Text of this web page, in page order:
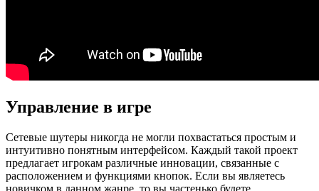
Управление в игре
Сетевые шутеры никогда не могли похвастаться простым и
интуитивно понятным интерфейсом. Каждый такой проект
предлагает игрокам различные инновации, связанные с
расположением и функциями кнопок. Если вы являетесь